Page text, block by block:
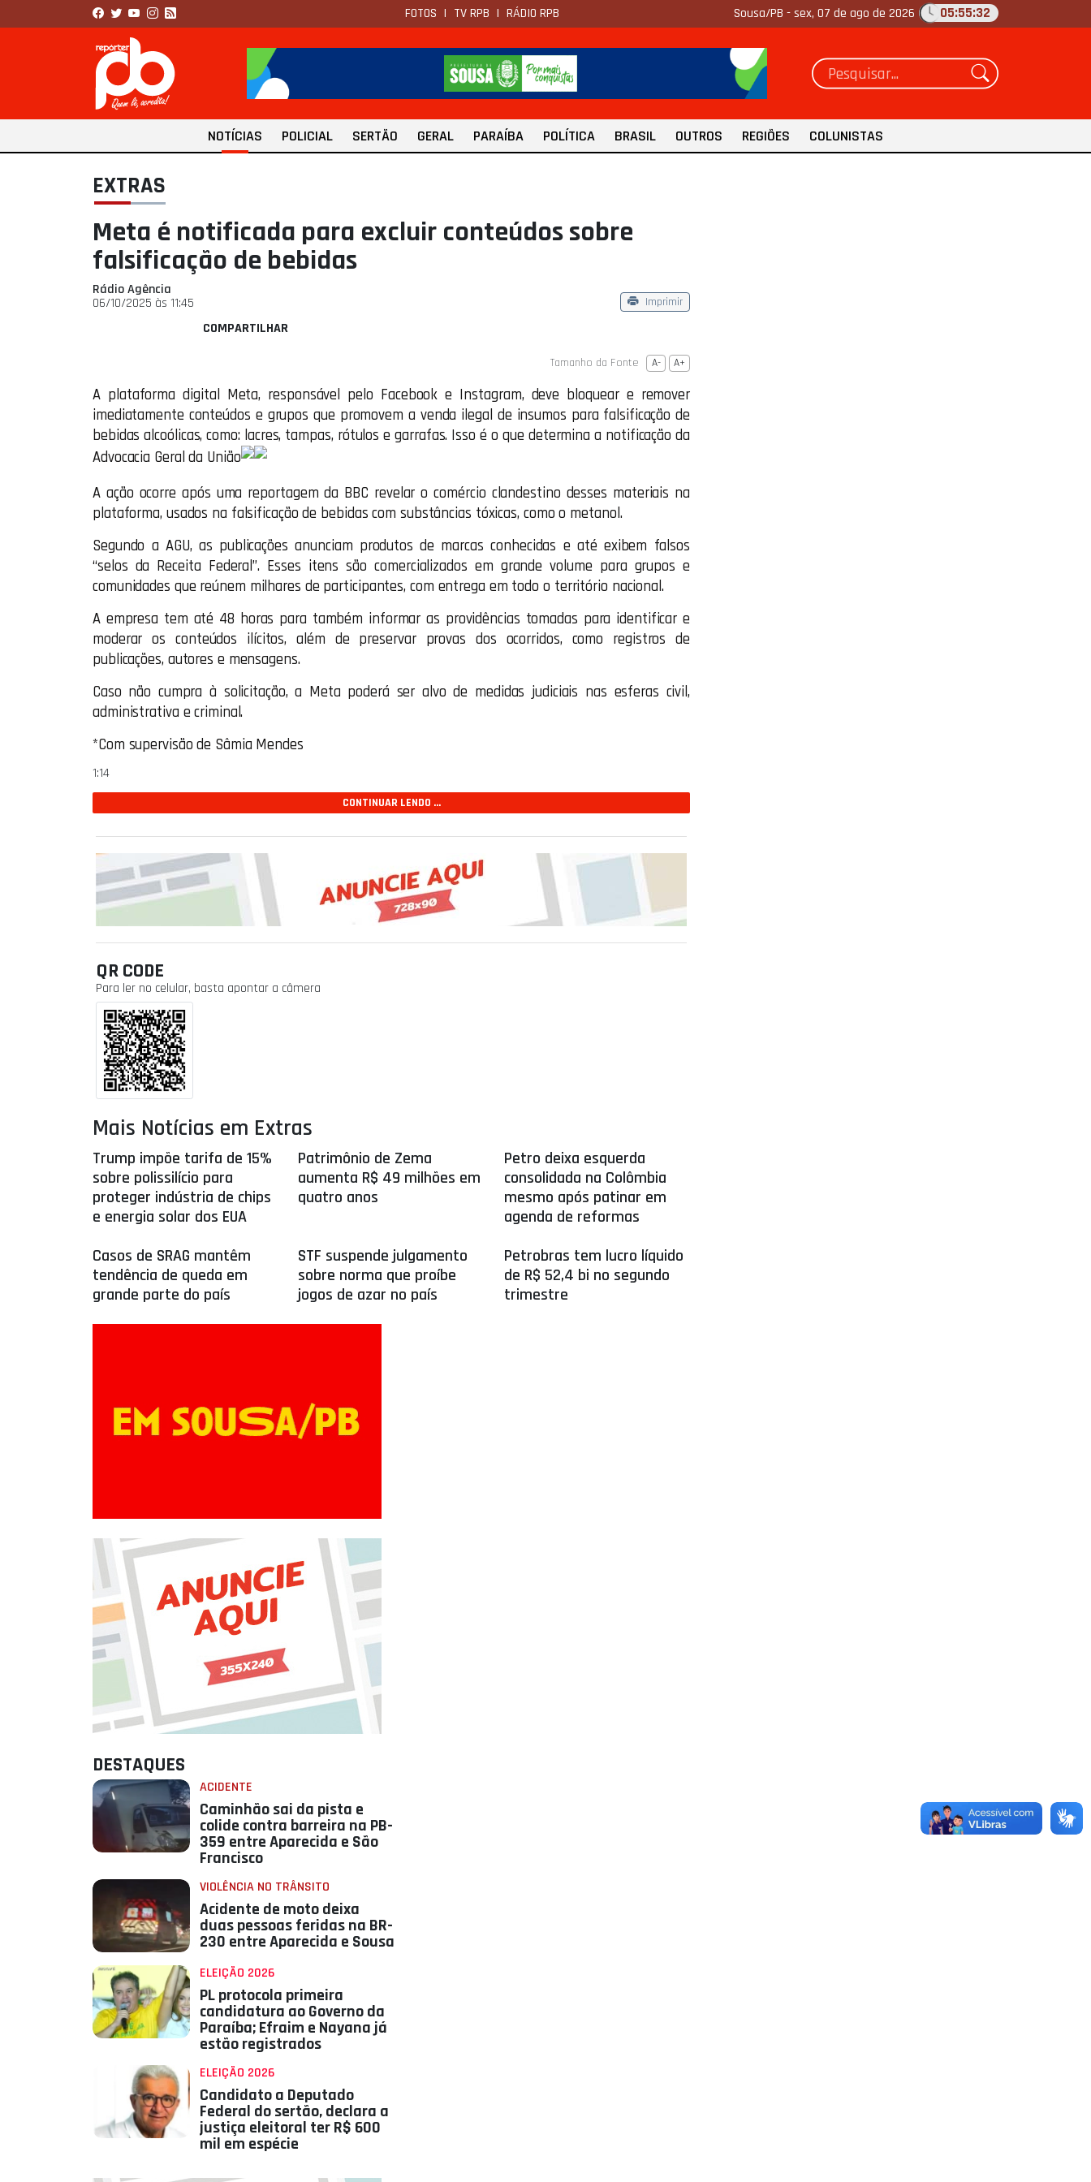
FOTOS | TV RPB | RÁDIO RPB Sousa/PB -sex, 07 de ago de 2026 05:55:33
NOTÍCIAS POLICIAL SERTÃO GERAL PARAÍBA POLÍTICA BRASIL OUTROS REGIÕES COLUNISTAS
EXTRAS
Meta é notificada para excluir conteúdos sobre
falsificação de bebidas
Rádio Agência
06/10/2025 às 11:45
Imprimir
COMPARTILHAR
Tamanho da Fonte A- A+
A plataforma digital Meta, responsável pelo Facebook e Instagram, deve bloquear e remover
imediatamente conteúdos e grupos que promovem a venda ilegal de insumos para falsificação de
bebidas alcoólicas, como: lacres, tampas, rótulos e garrafas. Isso é o que determina a notificação da
Advocacia Geral da União
A ação ocorre após uma reportagem da BBC revelar o comércio clandestino desses materiais na
plataforma, usados na falsificação de bebidas com substâncias tóxicas, como o metanol.
Segundo a AGU, as publicações anunciam produtos de marcas conhecidas e até exibem falsos
“selos da Receita Federal”. Esses itens são comercializados em grande volume para grupos e
comunidades que reúnem milhares de participantes, com entrega em todo o território nacional.
A empresa tem até 48 horas para também informar as providências tomadas para identificar e
moderar os conteúdos ilícitos, além de preservar provas dos ocorridos, como registros de
publicações, autores e mensagens.
Caso não cumpra à solicitação, a Meta poderá ser alvo de medidas judiciais nas esferas civil,
administrativa e criminal.
*Com supervisão de Sâmia Mendes
1:14
CONTINUAR LENDO ...
QR CODE
Para ler no celular, basta apontar a câmera
Mais Notícias em Extras
Trump impõe tarifa de 15%
sobre polissilício para
proteger indústria de chips
e energia solar dos EUA
Patrimônio de Zema
aumenta R$ 49 milhões em
quatro anos
Petro deixa esquerda
consolidada na Colômbia
mesmo após patinar em
agenda de reformas
Casos de SRAG mantêm
tendência de queda em
grande parte do país
STF suspende julgamento
sobre norma que proíbe
jogos de azar no país
Petrobras tem lucro líquido
de R$ 52,4 bi no segundo
trimestre
DESTAQUES
ACIDENTE
Caminhão sai da pista e
colide contra barreira na PB-
359 entre Aparecida e São
Francisco
VIOLÊNCIA NO TRÂNSITO
Acidente de moto deixa
duas pessoas feridas na BR-
230 entre Aparecida e Sousa
ELEIÇÃO 2026
PL protocola primeira
candidatura ao Governo da
Paraíba; Efraim e Nayana já
estão registrados
ELEIÇÃO 2026
Candidato a Deputado
Federal do sertão, declara a
justiça eleitoral ter R$ 600
mil em espécie